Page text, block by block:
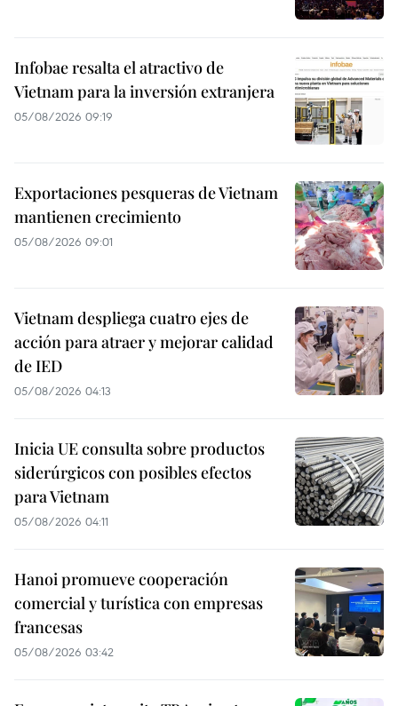
Infobae resalta el atractivo de
Vietnam para la inversión extranjera
05/08/2026 09:19
Exportaciones pesqueras de Vietnam
mantienen crecimiento
05/08/2026 09:01
Vietnam despliega cuatro ejes de
acción para atraer y mejorar calidad
de IED
05/08/2026 04:13
Inicia UE consulta sobre productos
siderúrgicos con posibles efectos
para Vietnam
05/08/2026 04:11
Hanoi promueve cooperación
comercial y turística con empresas
francesas
05/08/2026 03:42